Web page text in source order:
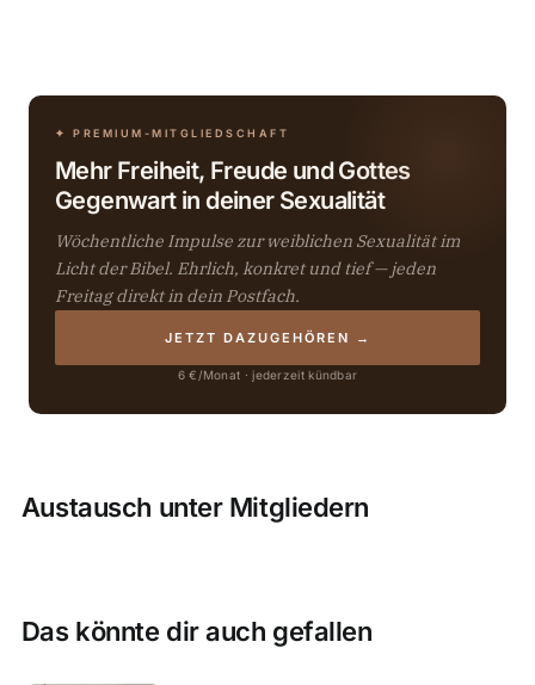
Das könnte dir auch gefallen
✦ PREMIUM-MITGLIEDSCHAFT
Mehr Freiheit, Freude und Gottes
Gegenwart in deiner Sexualität
Wöchentliche Impulse zur weiblichen Sexualität im
Licht der Bibel. Ehrlich, konkret und tief — jeden
Freitag direkt in dein Postfach.
JETZT DAZUGEHÖREN →
6 €/Monat · jederzeit kündbar
Austausch unter Mitgliedern